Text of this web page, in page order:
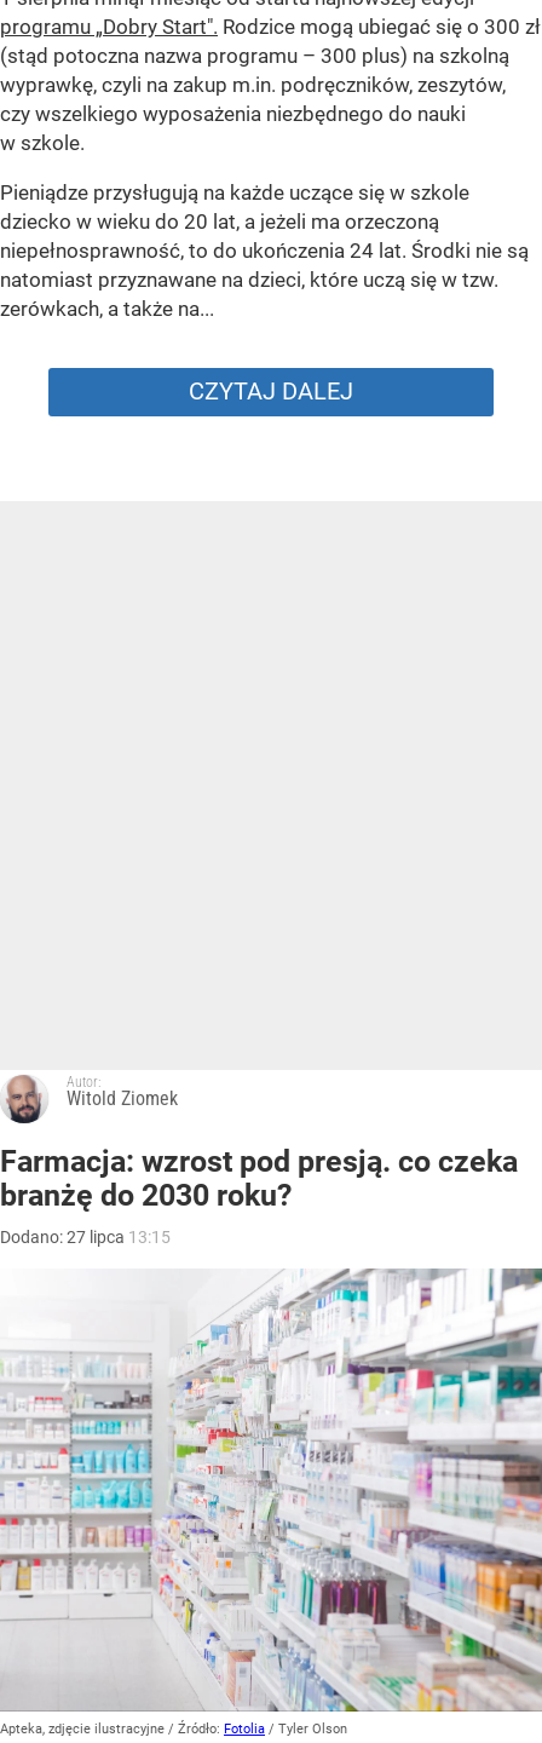
programu „Dobry Start". Rodzice mogą ubiegać się o 300 zł
(stąd potoczna nazwa programu – 300 plus) na szkolną
wyprawkę, czyli na zakup m.in. podręczników, zeszytów,
czy wszelkiego wyposażenia niezbędnego do nauki
w szkole.
Pieniądze przysługują na każde uczące się w szkole
dziecko w wieku do 20 lat, a jeżeli ma orzeczoną
niepełnosprawność, to do ukończenia 24 lat. Środki nie są
natomiast przyznawane na dzieci, które uczą się w tzw.
zerówkach, a także na...
CZYTAJ DALEJ
Autor:
Witold Ziomek
Farmacja: wzrost pod presją. co czeka
branżę do 2030 roku?
Dodano:27 lipca 13:15
Apteka, zdjęcie ilustracyjne / Źródło: Fotolia / Tyler Olson